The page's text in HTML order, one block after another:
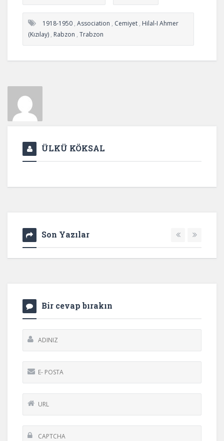
1918-1950 , Association , Cemiyet , Hilal-I Ahmer
(Kızılay) , Rabzon , Trabzon
ÜLKÜ KÖKSAL
Son Yazılar
Bir cevap bırakın